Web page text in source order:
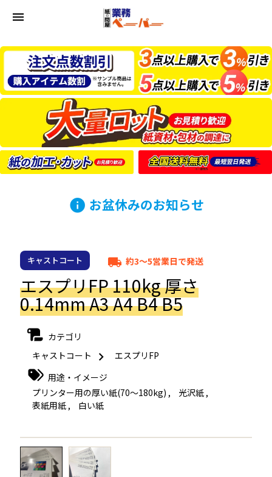
menu
info お盆休みのお知らせ
キャストコート local_shipping 約3～5営業日で発送
エスプリFP 110kg 厚さ
0.14mm A3 A4 B4 B5
カテゴリ
キャストコート
エスプリFP
用途・イメージ
プリンター用の厚い紙(70～180kg) , 光沢紙 ,
表紙用紙 , 白い紙
← →